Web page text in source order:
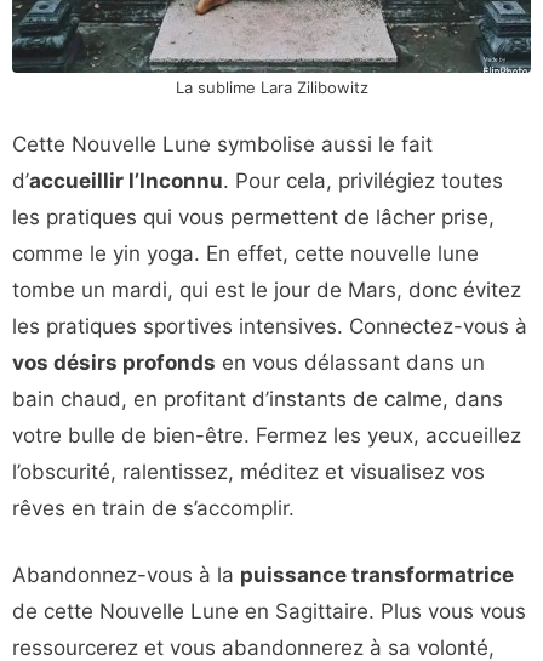
La sublime Lara Zilibowitz
Cette Nouvelle Lune symbolise aussi le fait
d’accueillir l’Inconnu. Pour cela, privilégiez toutes
les pratiques qui vous permettent de lâcher prise,
comme le yin yoga. En effet, cette nouvelle lune
tombe un mardi, qui est le jour de Mars, donc évitez
les pratiques sportives intensives. Connectez-vous à
vos désirs profonds en vous délassant dans un
bain chaud, en profitant d’instants de calme, dans
votre bulle de bien-être. Fermez les yeux, accueillez
l’obscurité, ralentissez, méditez et visualisez vos
rêves en train de s’accomplir.
Abandonnez-vous à la puissance transformatrice
de cette Nouvelle Lune en Sagittaire. Plus vous vous
ressourcerez et vous abandonnerez à sa volonté,